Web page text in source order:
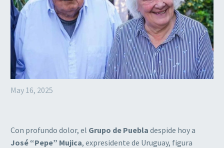
May 16, 2025
Con profundo dolor, el Grupo de Puebla despide hoy a
José “Pepe” Mujica, expresidente de Uruguay, figura